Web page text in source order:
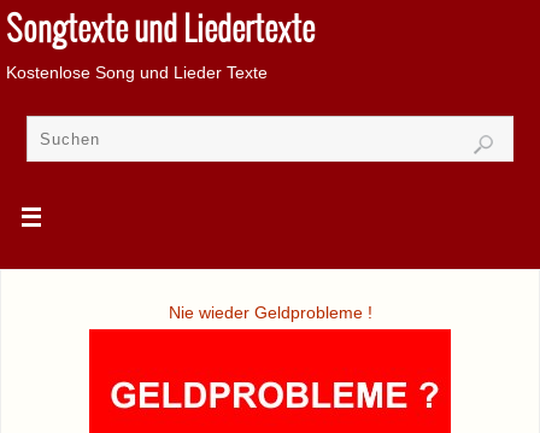
Songtexte und Liedertexte
Kostenlose Song und Lieder Texte
Nie wieder Geldprobleme !